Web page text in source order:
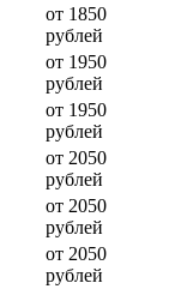
от 1850
рублей
от 1950
рублей
от 1950
рублей
от 2050
рублей
от 2050
рублей
от 2050
рублей